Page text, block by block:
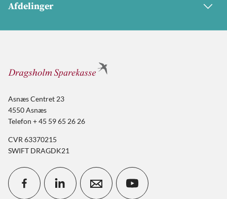
Afdelinger
Asnæs Centret 23
4550 Asnæs
Telefon + 45 59 65 26 26
CVR 63370215
SWIFT DRAGDK21